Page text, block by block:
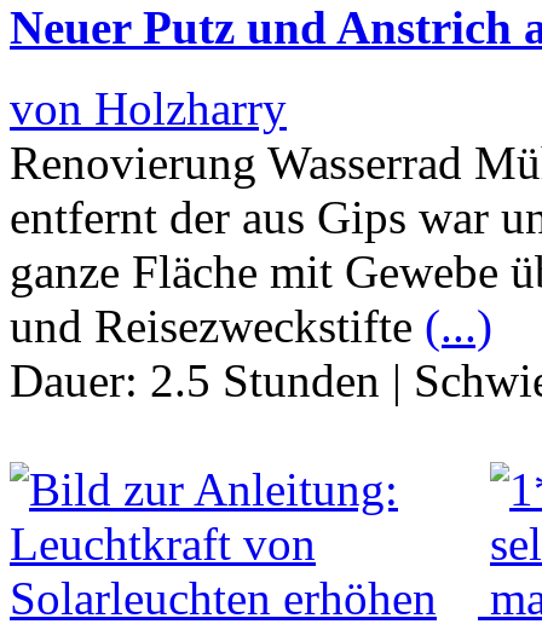
Neuer Putz und Anstrich
von Holzharry
Renovierung Wasserrad
entfernt der aus Gips war
ganze Fläche mit Gewebe
und Reisezweckstifte (...)
Dauer: 2.5 Stunden |